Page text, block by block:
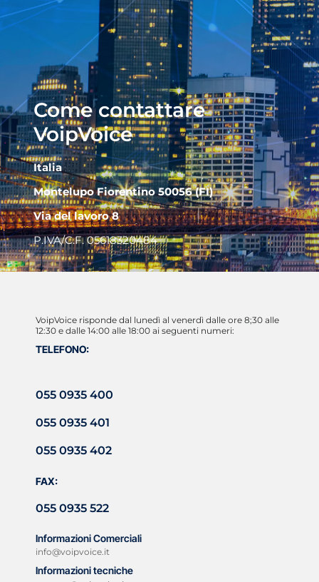
Come contattare
VoipVoice
Italia
Montelupo Fiorentino 50056 (FI)
Via del lavoro 8
P.IVA/C.F. 05618320484
VoipVoice risponde dal lunedì al venerdì dalle ore 8;30 alle
12:30 e dalle 14:00 alle 18:00 ai seguenti numeri:
TELEFONO:
055 0935 400
055 0935 401
055 0935 402
FAX:
055 0935 522
Informazioni Comerciali
info@voipvoice.it
Informazioni tecniche